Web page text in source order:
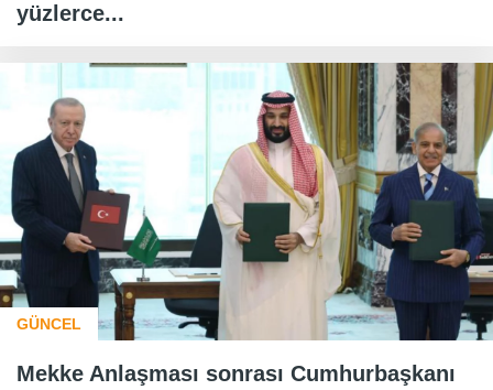
yüzlerce...
GÜNCEL
Mekke Anlaşması sonrası Cumhurbaşkanı